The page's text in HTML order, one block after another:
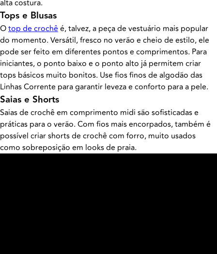
alta costura.
Tops e Blusas
Otop de crochêé, talvez, a peça de vestuário mais popular
do momento. Versátil, fresco no verão e cheio de estilo, ele
pode ser feito em diferentes pontos e comprimentos. Para
iniciantes, o ponto baixo e o ponto alto já permitem criar
tops básicos muito bonitos. Use fios finos de algodão das
Linhas Corrente para garantir leveza e conforto para a pele.
Saias e Shorts
Saias de crochê em comprimento midi são sofisticadas e
práticas para o verão. Com fios mais encorpados, também é
possível criar shorts de crochê com forro, muito usados
como sobreposição em looks de praia.